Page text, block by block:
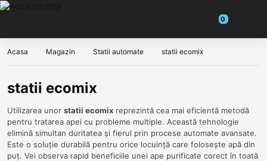
Acasa Magazin Statii automate statii ecomix
statii ecomix
Utilizarea unor statii ecomix reprezintă cea mai eficientă metodă
pentru tratarea apei cu probleme multiple. Această tehnologie
elimină simultan duritatea și fierul prin procese automate avansate.
Este o soluție durabilă pentru orice locuință care folosește apă din
puț. Vei observa rapid beneficiile unei ape purificate corect în toată